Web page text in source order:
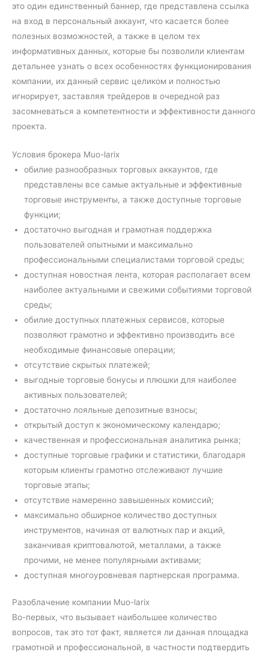
это один единственный баннер, где представлена ссылка
на вход в персональный аккаунт, что касается более
полезных возможностей, а также в целом тех
информативных данных, которые бы позволили клиентам
детальнее узнать о всех особенностях функционирования
компании, их данный сервис целиком и полностью
игнорирует, заставляя трейдеров в очередной раз
засомневаться а компетентности и эффективности данного
проекта.
Условия брокера Muo-larix
обилие разнообразных торговых аккаунтов, где
представлены все самые актуальные и эффективные
торговые инструменты, а также доступные торговые
функции;
достаточно выгодная и грамотная поддержка
пользователей опытными и максимально
профессиональными специалистами торговой среды;
доступная новостная лента, которая располагает всем
наиболее актуальными и свежими событиями торговой
среды;
обилие доступных платежных сервисов, которые
позволяют грамотно и эффективно производить все
необходимые финансовые операции;
отсутствие скрытых платежей;
выгодные торговые бонусы и плюшки для наиболее
активных пользователей;
достаточно лояльные депозитные взносы;
открытый доступ к экономическому календарю;
качественная и профессиональная аналитика рынка;
доступные торговые графики и статистики, благодаря
которым клиенты грамотно отслеживают лучшие
торговые этапы;
отсутствие намеренно завышенных комиссий;
максимально обширное количество доступных
инструментов, начиная от валютных пар и акций,
заканчивая криптовалютой, металлами, а также
прочими, не менее популярными активами;
доступная многоуровневая партнерская программа.
Разоблачение компании Muo-larix
Во-первых, что вызывает наибольшее количество
вопросов, так это тот факт, является ли данная площадка
грамотной и профессиональной, в частности подтвердить